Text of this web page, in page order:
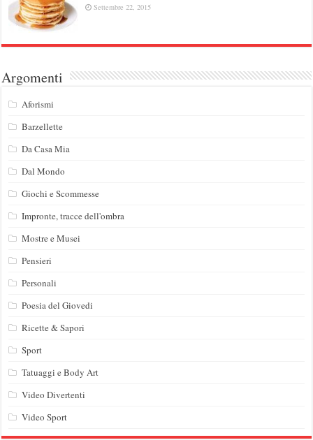
Settembre 22, 2015
Argomenti
Aforismi
Barzellette
Da Casa Mia
Dal Mondo
Giochi e Scommesse
Impronte, tracce dell'ombra
Mostre e Musei
Pensieri
Personali
Poesia del Giovedi
Ricette & Sapori
Sport
Tatuaggi e Body Art
Video Divertenti
Video Sport